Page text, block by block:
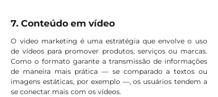
7. Conteúdo em vídeo
O video marketing é uma estratégia que envolve o uso
de vídeos para promover produtos, serviços ou marcas.
Como o formato garante a transmissão de informações
de maneira mais prática — se comparado a textos ou
imagens estáticas, por exemplo —, os usuários tendem a
se conectar mais com os vídeos.